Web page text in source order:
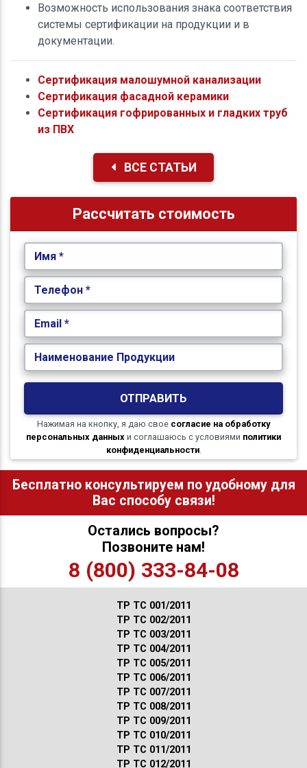
Возможность использования знака соответствия
системы сертификации на продукции и в
документации.
Сертификация малошумной канализации
Сертификация фасадной керамики
Сертификация гофрированных и гладких труб
из ПВХ
ВСЕ СТАТЬИ
Рассчитать стоимость
Имя *
Телефон *
Email *
Наименование Продукции
ОТПРАВИТЬ
Нажимая на кнопку, я даю свое согласие на обработку
персональных данных и соглашаюсь с условиями политики
конфиденциальности.
Бесплатно консультируем по удобному для
Вас способу связи!
Остались вопросы?
Позвоните нам!
8 (800) 333-84-08
ТР ТС 001/2011
ТР ТС 002/2011
ТР ТС 003/2011
ТР ТС 004/2011
ТР ТС 005/2011
ТР ТС 006/2011
ТР ТС 007/2011
ТР ТС 008/2011
ТР ТС 009/2011
ТР ТС 010/2011
ТР ТС 011/2011
ТР ТС 012/2011